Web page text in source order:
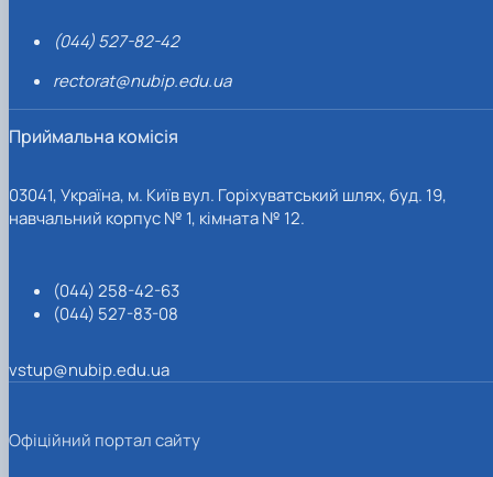
(044) 527-82-42
rectorat@nubip.edu.ua
Приймальна комісія
03041, Україна, м. Київ вул. Горіхуватський шлях, буд. 19,
навчальний корпус № 1, кімната № 12.
(044) 258-42-63
(044) 527-83-08
vstup@nubip.edu.ua
Офіційний портал сайту